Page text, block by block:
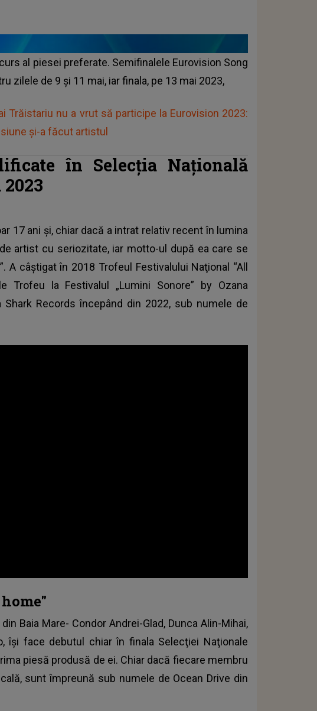
al piesei preferate. Semifinalele Eurovision Song
zilele de 9 şi 11 mai, iar finala, pe 13 mai 2023,
Trăistariu nu a vrut să participe la Eurovision 2023:
și-a făcut artistul
în Selecția Națională
17 ani şi, chiar dacă a intrat relativ recent în lumina
artist cu seriozitate, iar motto-ul după ea care se
A câştigat în 2018 Trofeul Festivalului Naţional “All
la Festivalul „Lumini Sonore” by Ozana
Records începând din 2022, sub numele de
Baia Mare- Condor Andrei-Glad, Dunca Alin-Mihai,
îşi face debutul chiar în finala Selecţiei Naţionale
piesă produsă de ei. Chiar dacă fiecare membru
sunt împreună sub numele de Ocean Drive din